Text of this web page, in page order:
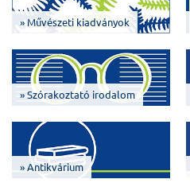
» Művészeti kiadványok
» Szórakoztató irodalom
» Antikvárium